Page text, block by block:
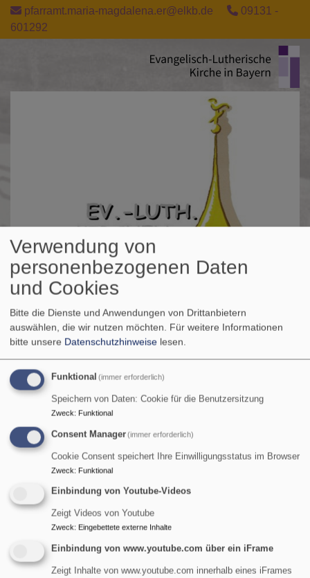
Direkt
zum
Inhalt
pfarramt.maria-magdalena.er@elkb.de
09131 -
601292
St. Maria Magdalena - Tennenlohe
evangelisch in Tennenlohe und im World Wide Web
Verwendung von
personenbezogenen Daten
und Cookies
Bitte die Dienste und Anwendungen von Drittanbietern
auswählen, die wir nutzen möchten. Für weitere Informationen
bitte unsere Datenschutzhinweise lesen.
Funktional (immer erforderlich)
Speichern von Daten: Cookie für die Benutzersitzung
Zweck: Funktional
Consent Manager(immer erforderlich)
Cookie Consent speichert Ihre Einwilligungsstatus im Browser
Zweck: Funktional
Einbindung von Youtube-Videos
Zeigt Videos von Youtube
Zweck: Eingebettete externe Inhalte
Einbindung von www.youtube.com über ein iFrame
Zeigt Inhalte von www.youtube.com innerhalb eines iFrames